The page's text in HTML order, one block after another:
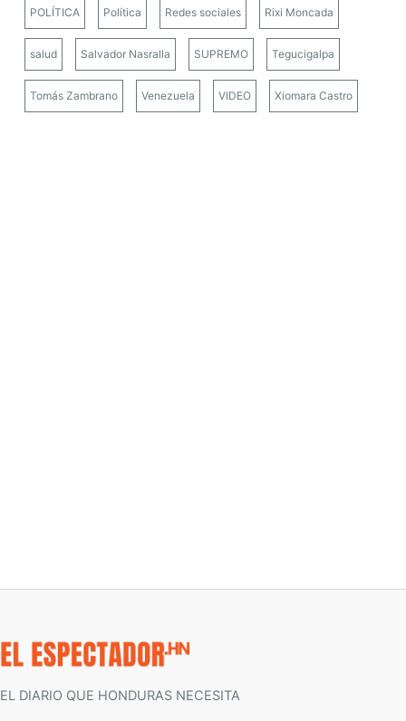
POLÍTICA Política Redes sociales Rixi Moncada
salud Salvador Nasralla SUPREMO Tegucigalpa
Tomás Zambrano Venezuela VIDEO Xiomara Castro
EL DIARIO QUE HONDURAS NECESITA